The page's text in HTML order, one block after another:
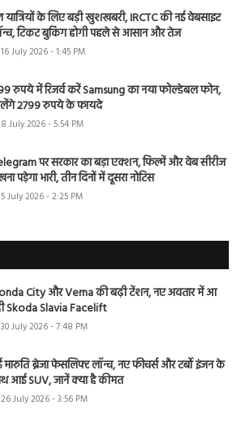
यात्रियों के लिए बड़ी खुशखबरी, IRCTC की नई वेबसाइट
टिकट बुकिंग होगी पहले से आसान और तेज
16 July 2026 - 1:45 PM
रुपये में रिजर्व करें Samsung का नया फोल्डेबल फोन,
2799 रुपये के फायदे
8 July 2026 - 5:54 PM
पर सरकार का बड़ा एक्शन, फिल्में और वेब सीरीज
पड़ेगा भारी, तीन दिनों में दूसरा नोटिस
5 July 2026 - 2:25 PM
City और Verna की बढ़ी टेंशन, नए अवतार में आ
Skoda Slavia Facelift
30 July 2026 - 7:48 PM
मारुति ब्रेजा फेसलिफ्ट लॉन्च, नए फीचर्स और टर्बो इंजन के
आई SUV, जानें क्या है कीमत
26 July 2026 - 3:56 PM